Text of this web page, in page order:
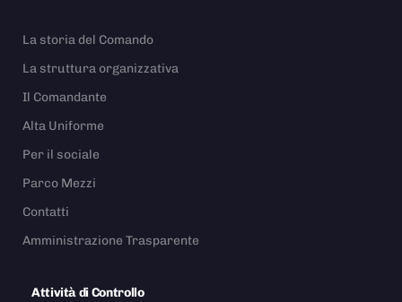
La storia del Comando
La struttura organizzativa
Il Comandante
Alta Uniforme
Per il sociale
Parco Mezzi
Contatti
Amministrazione Trasparente
Attività di Controllo